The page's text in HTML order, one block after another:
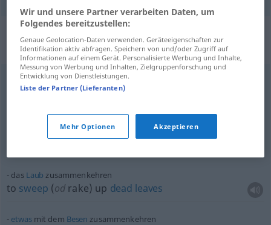
"zusammenkehren"
denSchmutzzusammenkehren
zusammenkehren
das Laub zusammenkehren
to sweep (od rake) up dead leaves
etwasmit dem Besen zusammenkehren
Wir und unsere Partner verarbeiten Daten, um
Folgendes bereitzustellen:
Genaue Geolocation-Daten verwenden. Geräteeigenschaften zur
Identifikation aktiv abfragen. Speichern von und/oder Zugriff auf
Informationen auf einem Gerät. Personalisierte Werbung und Inhalte,
Messung von Werbung und Inhalten, Zielgruppenforschung und
Entwicklung von Dienstleistungen.
Liste der Partner (Lieferanten)
Mehr Optionen Akzeptieren